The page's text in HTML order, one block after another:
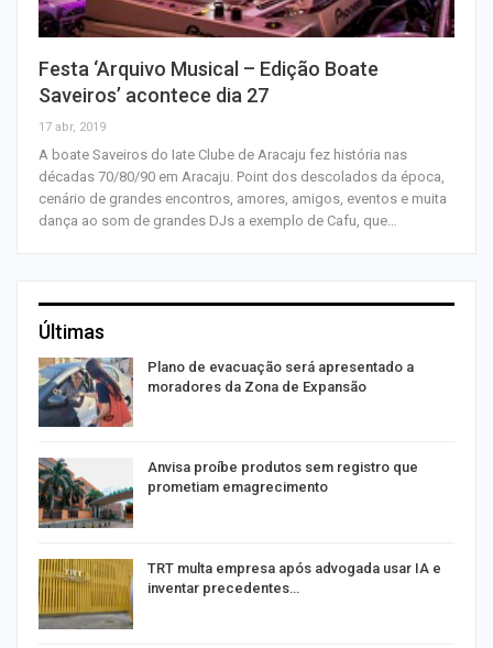
Festa ‘Arquivo Musical – Edição Boate
Saveiros’ acontece dia 27
17 abr, 2019
A boate Saveiros do Iate Clube de Aracaju fez história nas
décadas 70/80/90 em Aracaju. Point dos descolados da época,
cenário de grandes encontros, amores, amigos, eventos e muita
dança ao som de grandes DJs a exemplo de Cafu, que…
Últimas
Plano de evacuação será apresentado a
moradores da Zona de Expansão
Anvisa proíbe produtos sem registro que
prometiam emagrecimento
TRT multa empresa após advogada usar IA e
inventar precedentes…